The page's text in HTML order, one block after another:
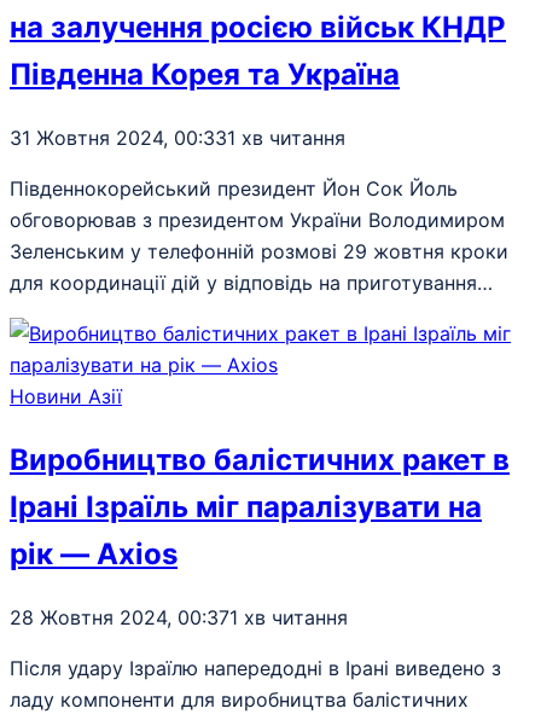
на залучення росією військ КНДР
Південна Корея та Україна
31 Жовтня 2024, 00:331 хв читання
Південнокорейський президент Йон Сок Йоль
обговорював з президентом України Володимиром
Зеленським у телефонній розмові 29 жовтня кроки
для координації дій у відповідь на приготування…
Новини Азії
Виробництво балістичних ракет в
Ірані Ізраїль міг паралізувати на
рік — Axios
28 Жовтня 2024, 00:371 хв читання
Після удару Ізраїлю напередодні в Ірані виведено з
ладу компоненти для виробництва балістичних